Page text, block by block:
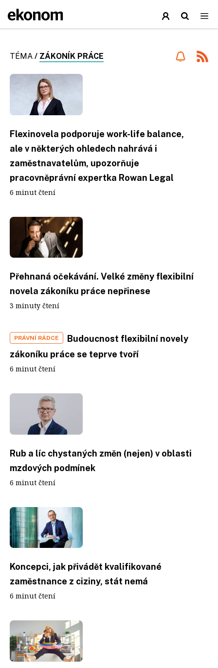
TÉMA / ZÁKONÍK PRÁCE
Flexinovela podporuje work-life balance,
ale v některých ohledech nahrává i
zaměstnavatelům, upozorňuje
pracovněprávní expertka Rowan Legal
6 minut čtení
Přehnaná očekávání. Velké změny flexibilní
novela zákoníku práce nepřinese
3 minuty čtení
PRÁVNÍ RÁDCE
Budoucnost flexibilní novely
zákoníku práce se teprve tvoří
6 minut čtení
Rub a líc chystaných změn (nejen) v oblasti
mzdových podmínek
6 minut čtení
Koncepci, jak přivádět kvalifikované
zaměstnance z ciziny, stát nemá
6 minut čtení